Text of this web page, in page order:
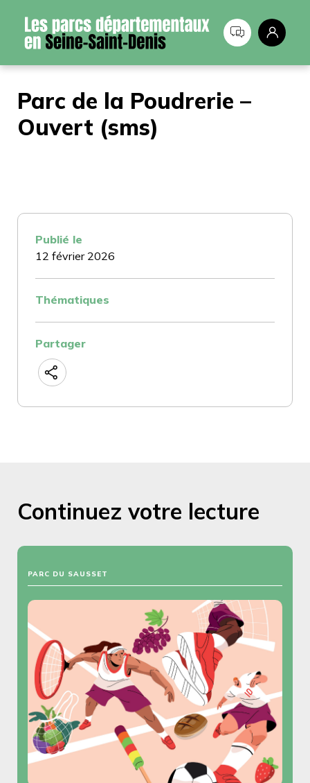
Parc de la Poudrerie –
Ouvert (sms)
Publié le
12 février 2026
Thématiques
Partager
Continuez votre lecture
PARC DU SAUSSET